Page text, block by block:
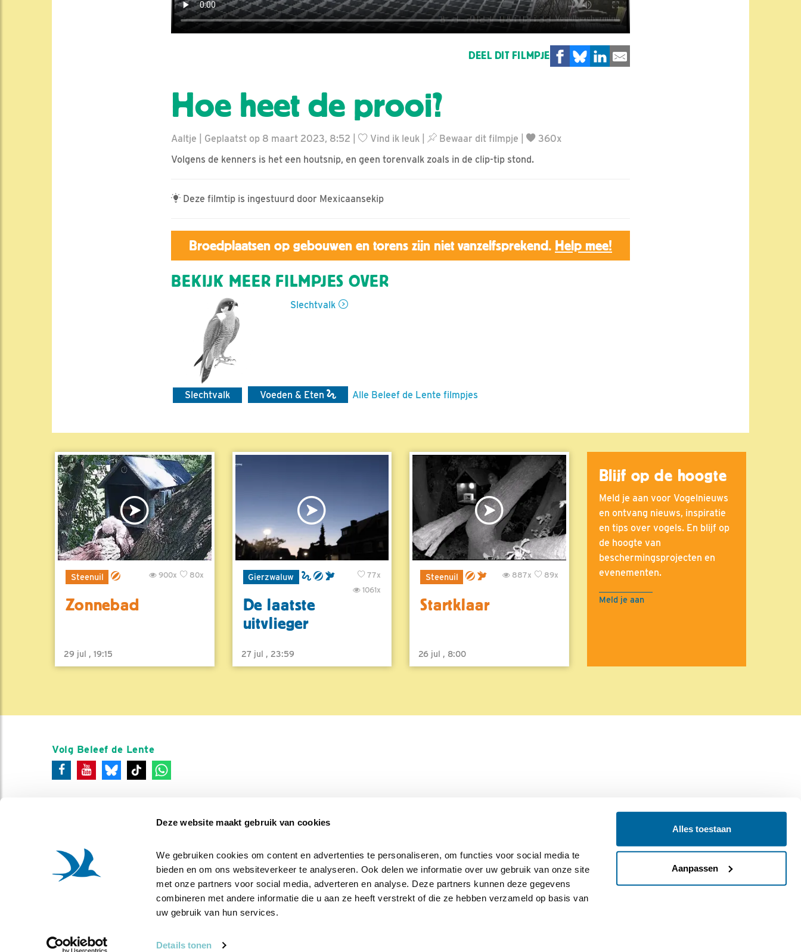
Deze website maakt gebruik van cookies
We gebruiken cookies om content en advertenties te personaliseren, om functies voor social media te
bieden en om ons websiteverkeer te analyseren. Ook delen we informatie over uw gebruik van onze site
met onze partners voor social media, adverteren en analyse. Deze partners kunnen deze gegevens
combineren met andere informatie die u aan ze heeft verstrekt of die ze hebben verzameld op basis van
uw gebruik van hun services.
Details tonen
Alles toestaan
Aanpassen
DEEL DIT FILMPJE
Hoe heet de prooi?
Aaltje | Geplaatst op 8 maart 2023, 8:52 | Vind ik leuk Bewaar dit filmpje
360x
Volgens de kenners is het een houtsnip, en geen torenvalk zoals in de clip-tip stond.
Deze filmtip is ingestuurd door Mexicaansekip
Broedplaatsen op gebouwen en torens zijn niet vanzelfsprekend. Help mee!
BEKIJK MEER FILMPJES OVER
Slechtvalk
Slechtvalk Voeden & Eten Alle Beleef de Lente filmpjes
Steenuil 80x
900x
Zonnebad
29 jul , 19:15
Gierzwaluw
77x
1061x
De laatste
uitvlieger
27 jul , 23:59
Steenuil 89x
887x
Startklaar
26 jul , 8:00
Blijf op de hoogte
Meld je aan voor Vogelnieuws
en ontvang nieuws, inspiratie
en tips over vogels. En blijf op
de hoogte van
beschermingsprojecten en
evenementen.
Meld je aan
Volg Beleef de Lente
Colofon